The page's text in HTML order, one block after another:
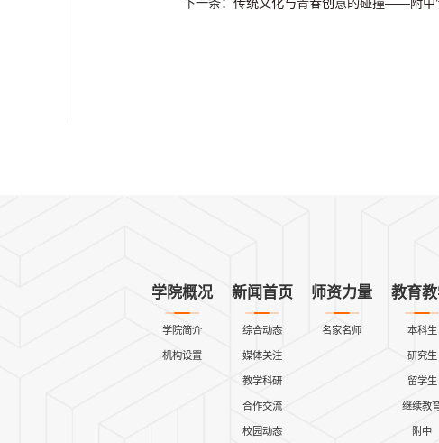
下一条：传统文化与青春创意的碰撞——附中
学院概况
学院简介
机构设置
新闻首页
综合动态
媒体关注
教学科研
合作交流
校园动态
师资力量
名家名师
教育
本科生
研究生
留学生
继续教
附中